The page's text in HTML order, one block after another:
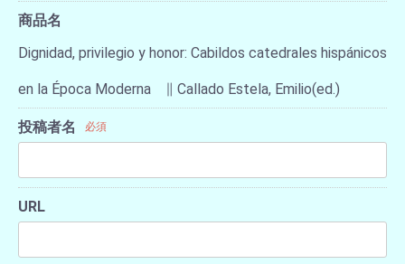
商品名
Dignidad, privilegio y honor: Cabildos catedrales hispánicos
en la Época Moderna ∥ Callado Estela, Emilio(ed.)
投稿者名 必須
URL